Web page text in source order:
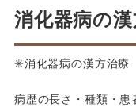
消化器病の
✳️消化器病の漢方治療
病歴の長さ・種類・